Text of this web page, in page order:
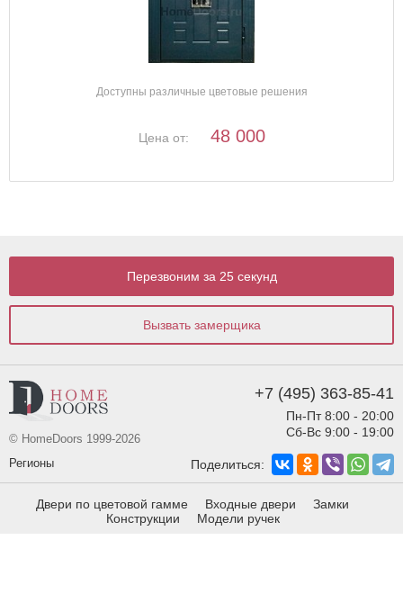
Доступны различные цветовые решения
Цена от: 48 000
Перезвоним за 25 секунд
Вызвать замерщика
© HomeDoors 1999-2026
Регионы
Двери по цветовой гамме Входные двери
Замки
Конструкции
Модели ручек
+7 (495) 363-85-41
Пн-Пт 8:00 - 20:00
Сб-Вс 9:00 - 19:00
Поделиться: